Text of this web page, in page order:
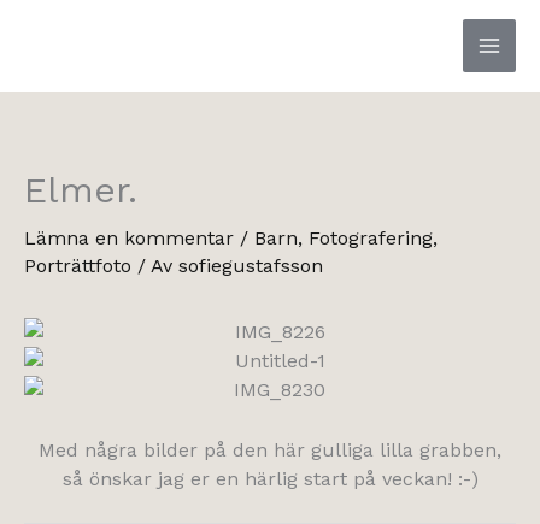
Elmer.
Lämna en kommentar / Barn, Fotografering,
Porträttfoto / Av sofiegustafsson
Med några bilder på den här gulliga lilla grabben,
så önskar jag er en härlig start på veckan! :-)